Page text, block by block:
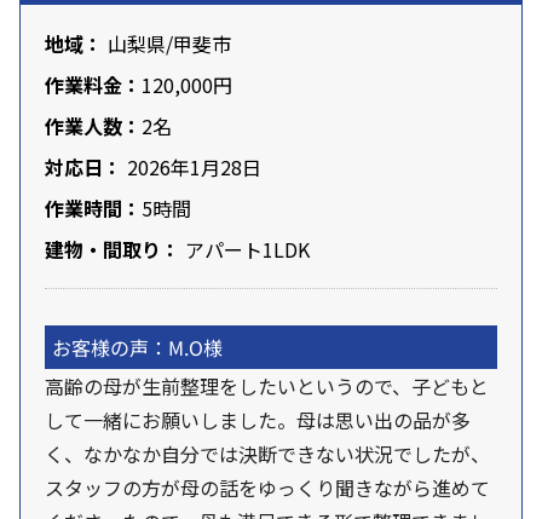
地域： 山梨県/甲斐市
作業料金： 120,000円
作業人数： 2名
対応日： 2026年1月28日
作業時間： 5時間
建物・間取り： アパート1LDK
お客様の声：M.O様
高齢の母が生前整理をしたいというので、子どもと
して一緒にお願いしました。母は思い出の品が多
く、なかなか自分では決断できない状況でしたが、
スタッフの方が母の話をゆっくり聞きながら進めて